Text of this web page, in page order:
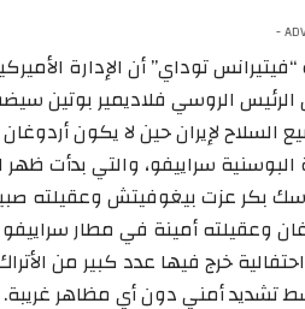
توداي” أن الإدارة
الروسي فلاديمير بوتين
لإيران حين لا يكون أردوغان
سراييفو، والتي بدأت ظهر
بكر عزت بيغوفيتش وعقيلته
وعقيلته أمينة في مطار
خرج فيها عدد كبير من
تشديد أمني دون أي مظاهر غريبة.